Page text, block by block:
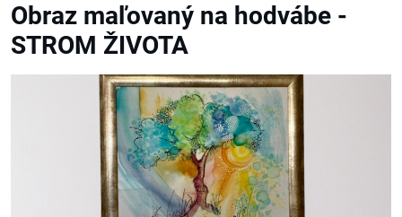
Obraz maľovaný na hodvábe -
STROM ŽIVOTA